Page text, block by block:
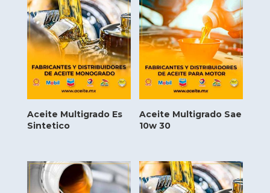
Aceite Multigrado Es
Sintetico
Aceite Multigrado Sae
10w 30